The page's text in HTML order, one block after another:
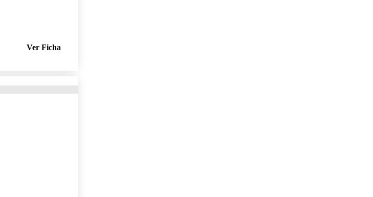
Ver Ficha